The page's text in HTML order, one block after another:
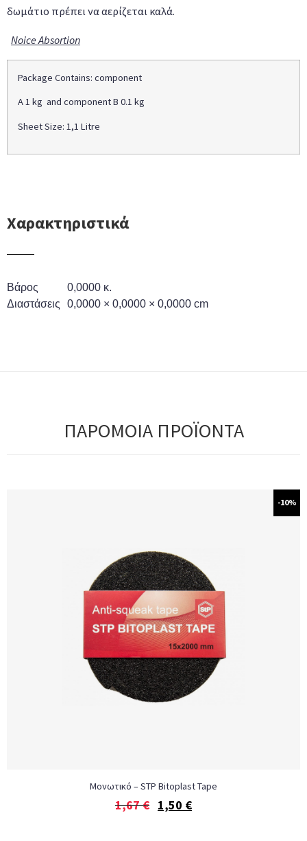
δωμάτιο πρέπει να αερίζεται καλά.
Noice Absortion
Package Contains: component
A 1 kg and component B 0.1 kg
Sheet Size: 1,1 Litre
Χαρακτηριστικά
Βάρος
0,0000 κ.
Διαστάσεις
0,0000 × 0,0000 × 0,0000 cm
ΠΑΡΟΜΟΙΑ ΠΡΟΪΟΝΤΑ
-10%
Μονωτικό – STP Bitoplast Tape
1,67€ 1,50 €